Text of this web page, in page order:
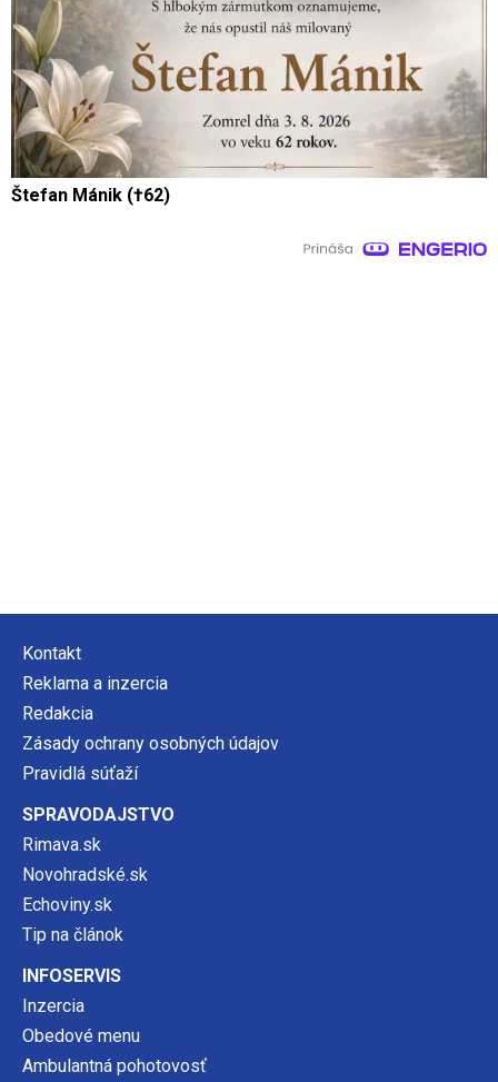
Štefan Mánik (†62)
Kontakt
Reklama a inzercia
Redakcia
Zásady ochrany osobných údajov
Pravidlá súťaží
SPRAVODAJSTVO
Rimava.sk
Novohradské.sk
Echoviny.sk
Tip na článok
INFOSERVIS
Inzercia
Obedové menu
Ambulantná pohotovosť